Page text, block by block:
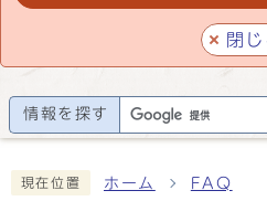
閉じ
情報を探す
現在位置 ホーム FAQ